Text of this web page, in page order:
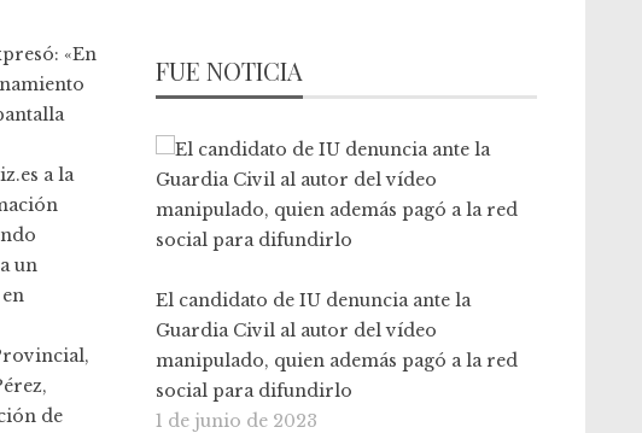
«En
a la
un
de
FUE NOTICIA
El candidato de IU denuncia ante la
Guardia Civil al autor del vídeo
manipulado, quien además pagó a la red
social para difundirlo
1 de junio de 2023